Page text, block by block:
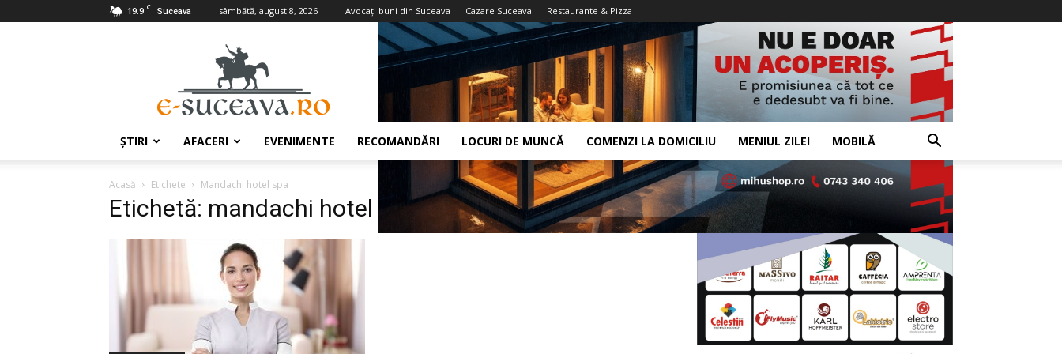
19.9 C Suceava sâmbătă, august 8, 2026 Avocaţi buni din Suceava Cazare Suceava Restaurante & Pizza
ŞTIRI AFACERI EVENIMENTE RECOMANDĂRI LOCURI DE MUNCĂ COMENZI LA DOMICILIU MENIUL ZILEI MOBILĂ
Acasă Etichete Mandachi hotel spa
Etichetă: mandachi hotel spa